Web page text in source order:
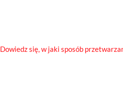
Dowiedz się, w jaki sposób